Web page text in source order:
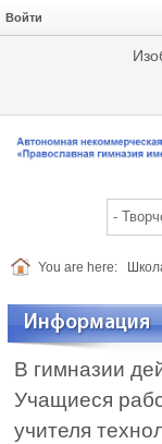
Войти
You are here:
Информация
В гимназии
Учащиеся
учителя